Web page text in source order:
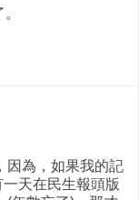
因為，如果我的記
天在民生報頭版